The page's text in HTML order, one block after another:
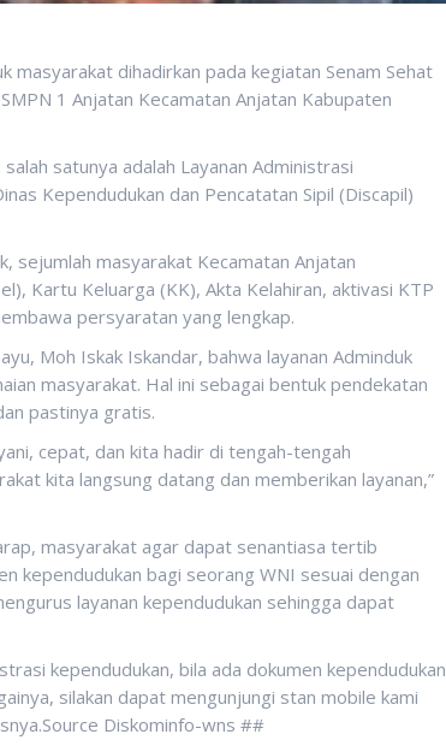
masyarakat dihadirkan pada kegiatan Senam Sehat
1 Anjatan Kecamatan Anjatan Kabupaten
satunya adalah Layanan Administrasi
Kependudukan dan Pencatatan Sipil (Discapil)
sejumlah masyarakat Kecamatan Anjatan
Kartu Keluarga (KK), Akta Kelahiran, aktivasi KTP
persyaratan yang lengkap.
Moh Iskak Iskandar, bahwa layanan Adminduk
masyarakat. Hal ini sebagai bentuk pendekatan
pastinya gratis.
cepat, dan kita hadir di tengah-tengah
kita langsung datang dan memberikan layanan,”
masyarakat agar dapat senantiasa tertib
kependudukan bagi seorang WNI sesuai dengan
layanan kependudukan sehingga dapat
kependudukan, bila ada dokumen kependudukan
silakan dapat mengunjungi stan mobile kami
Diskominfo-wns ##